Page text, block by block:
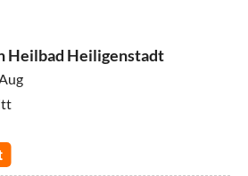
Heilbad Heiligenstadt